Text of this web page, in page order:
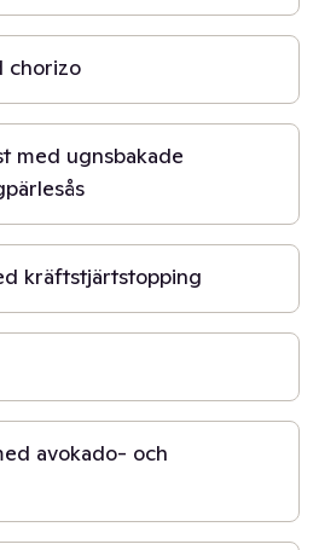
chorizo
med ugnsbakade
kräftstjärtstopping
avokado- och